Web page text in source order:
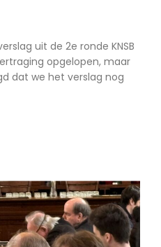
uit de 2e ronde KNSB
opgelopen, maar
dat we het verslag nog